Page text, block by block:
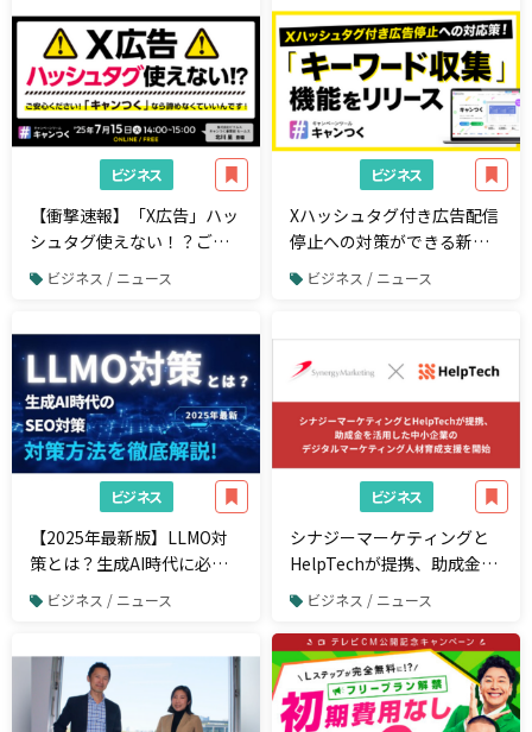
ビジネス
【衝撃速報】「X広告」ハッ
シュタグ使えない！？ご安
心ください！「キャンつ
く」なら諦めなくていいん
ビジネス / ニュース
ビジネス
Xハッシュタグ付き広告配信
停止への対策ができる新機
能「キーワード収集」をリ
リース。【キャンつく】
ビジネス / ニュース
ビジネス
【2025年最新版】LLMO対
策とは？生成AI時代に必須
の新しいSEO戦略を徹底解
ビジネス / ニュース
ビジネス
シナジーマーケティングと
HelpTechが提携、助成金を
活用した中小企業のデジタ
ルマーケティング人材育成
支援を開始
ビジネス / ニュース